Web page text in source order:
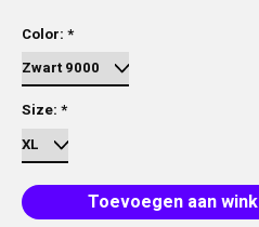
Color: *
Size: *
Toevoegen aan